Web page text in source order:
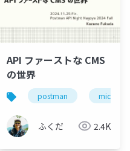
postman github copilot
API ファーストな CMS
の世界
postman
ふくだ 2.4K